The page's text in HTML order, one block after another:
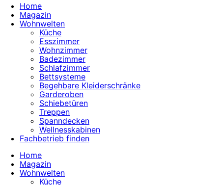
Home
Magazin
Wohnwelten
Küche
Esszimmer
Wohnzimmer
Badezimmer
Schlafzimmer
Bettsysteme
Begehbare Kleiderschränke
Garderoben
Schiebetüren
Treppen
Spanndecken
Wellnesskabinen
Fachbetrieb finden
Home
Magazin
Wohnwelten
Küche